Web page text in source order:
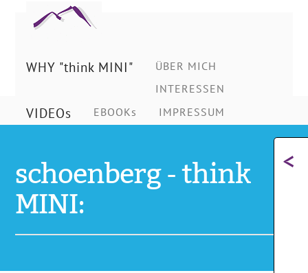
Ing.
Schönberg
Christian
WHY "think MINI"
ÜBER MICH
INTERESSEN
VIDEOs EBOOKs IMPRESSUM
schoenberg - think
MINI:
<